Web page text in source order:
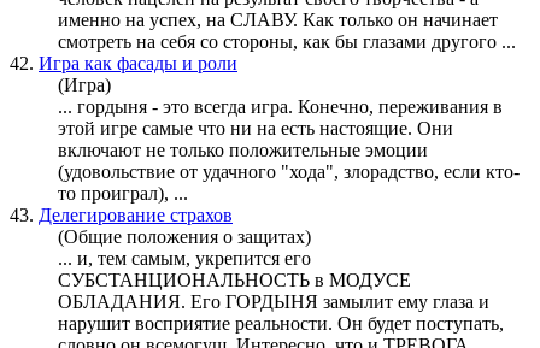
именно на успех, на СЛАВУ. Как только он начинает
смотреть на себя со стороны, как бы глазами другого ...
42. Игра как фасады и роли
(Игра)
... гордыня - это всегда игра. Конечно, переживания в
этой игре самые что ни на есть настоящие. Они
включают не только положительные эмоции
(удовольствие от удачного "хода", злорадство, если кто-
то проиграл), ...
43. Делегирование страхов
(Общие положения о защитах)
... и, тем самым, укрепится его
СУБСТАНЦИОНАЛЬНОСТЬ в МОДУСЕ
ОБЛАДАНИЯ. Его ГОРДЫНЯ замылит ему глаза и
нарушит восприятие реальности. Он будет поступать,